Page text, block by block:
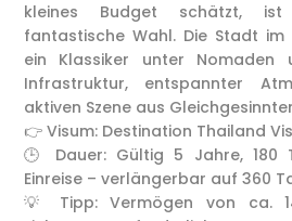
kleines Budget schätzt,
fantastische Wahl. Die Stadt
ein Klassiker unter
Infrastruktur, entspannter
aktiven Szene aus
👉 Visum: Destination Thailand
🕒 Dauer: Gültig 5 Jahre, 180
Einreise – verlängerbar auf 360
💡 Tipp: Vermögen von ca.